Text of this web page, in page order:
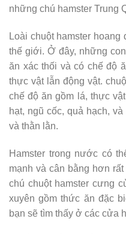
những chú hamster Trung
Loài chuột hamster
thế giới. Ở đây, những
ăn xác thối và có chế độ
thực vật lẫn động vật.
chế độ ăn gồm lá, thực
hạt, ngũ cốc, quả hạch,
và thằn lằn.
Hamster trong nước có
mạnh và cân bằng hơn
chú chuột hamster cưng
xuyên gồm thức ăn đặc
bạn sẽ tìm thấy ở các cửa